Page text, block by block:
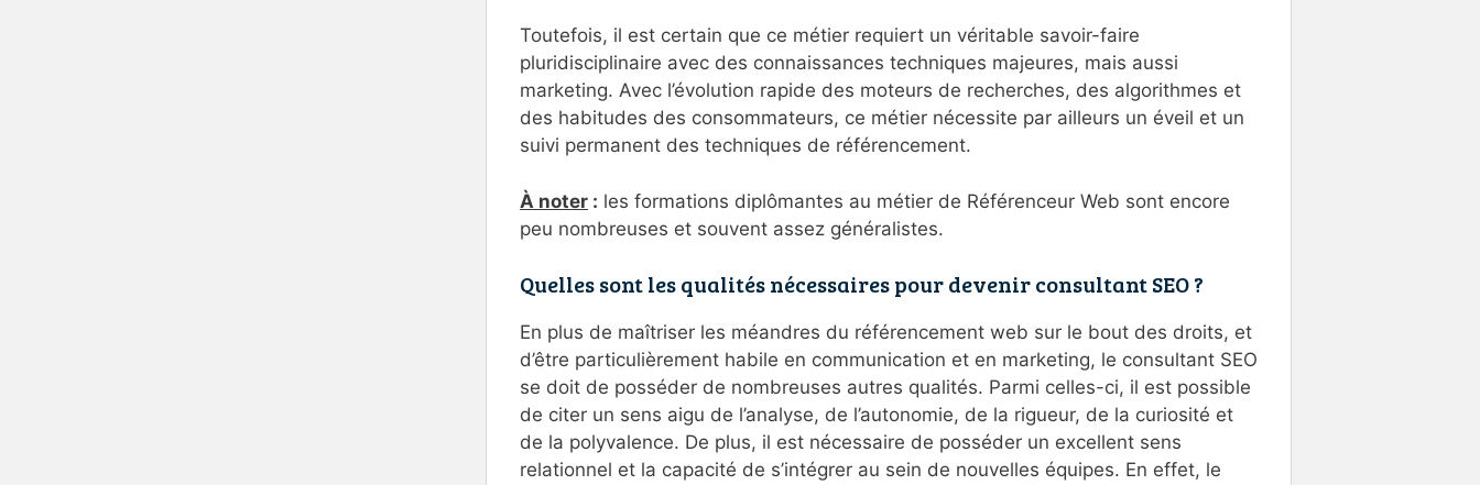
Toutefois, il est certain que ce métier requiert un véritable savoir-faire
pluridisciplinaire avec des connaissances techniques majeures, mais aussi
marketing. Avec l’évolution rapide des moteurs de recherches, des algorithmes et
des habitudes des consommateurs, ce métier nécessite par ailleurs un éveil et un
suivi permanent des techniques de référencement.
À noter : les formations diplômantes au métier de Référenceur Web sont encore
peu nombreuses et souvent assez généralistes.
Quelles sont les qualités nécessaires pour devenir consultant SEO ?
En plus de maîtriser les méandres du référencement web sur le bout des droits, et
d’être particulièrement habile en communication et en marketing, le consultant SEO
se doit de posséder de nombreuses autres qualités. Parmi celles-ci, il est possible
de citer un sens aigu de l’analyse, de l’autonomie, de la rigueur, de la curiosité et
de la polyvalence. De plus, il est nécessaire de posséder un excellent sens
relationnel et la capacité de s’intégrer au sein de nouvelles équipes. En effet, le